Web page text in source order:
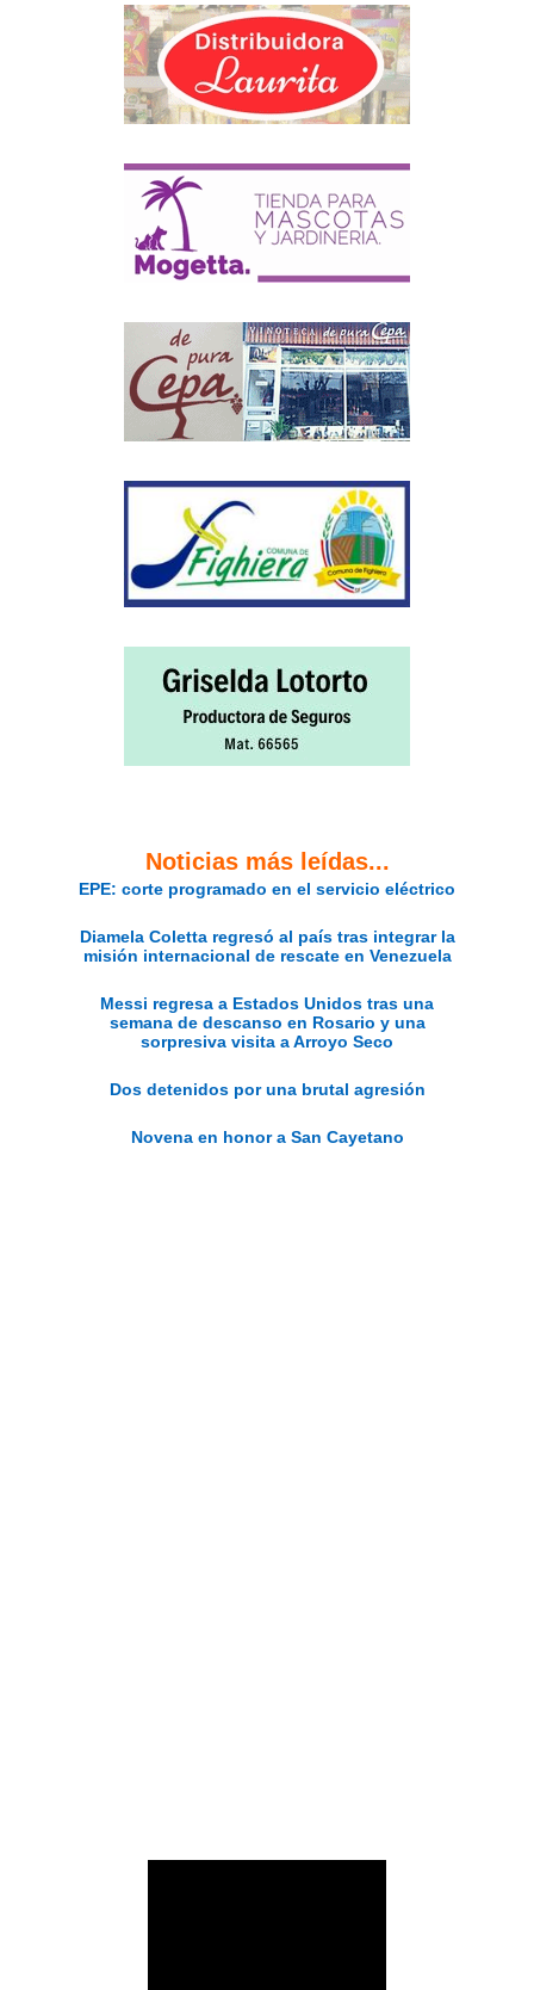
Noticias más leídas...
EPE: corte programado en el servicio eléctrico
Diamela Coletta regresó al país tras integrar la
misión internacional de rescate en Venezuela
Messi regresa a Estados Unidos tras una
semana de descanso en Rosario y una
sorpresiva visita a Arroyo Seco
Dos detenidos por una brutal agresión
Novena en honor a San Cayetano